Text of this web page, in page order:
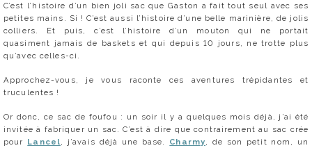
C’est l’histoire d’un bien joli sac que Gaston a fait tout seul avec ses
petites mains. Si ! C’est aussi l’histoire d’une belle marinière, de jolis
colliers. Et puis, c’est l’histoire d’un mouton qui ne portait
quasiment jamais de baskets et qui depuis 10 jours, ne trotte plus
qu’avec celles-ci.
Approchez-vous, je vous raconte ces aventures trépidantes et
truculentes !
Or donc, ce sac de foufou : un soir il y a quelques mois déjà, j’ai été
invitée à fabriquer un sac. C’est à dire que contrairement au sac crée
pour Lancel , j’avais déjà une base. Charmy , de son petit nom, un